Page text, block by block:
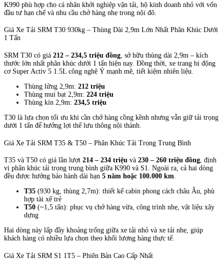
K990 phù hợp cho cá nhân khởi nghiệp vận tải, hộ kinh doanh nhỏ với vốn
đầu tư hạn chế và nhu cầu chở hàng nhẹ trong nội đô.
Giá Xe Tải SRM T30 930kg – Thùng Dài 2,9m Lớn Nhất Phân Khúc Dưới
1 Tấn
SRM T30 có giá 212 – 234,5 triệu đồng , sở hữu thùng dài 2,9m – kích
thước lớn nhất phân khúc dưới 1 tấn hiện nay. Đồng thời, xe trang bị động
cơ Super Activ 5 1.5L công nghệ Ý mạnh mẽ, tiết kiệm nhiên liệu.
Thùng lửng 2,9m: 212 triệu
Thùng mui bạt 2,9m: 224 triệu
Thùng kín 2,9m: 234,5 triệu
T30 là lựa chọn tối ưu khi cần chở hàng cồng kềnh nhưng vẫn giữ tải trọng
dưới 1 tấn để hưởng lợi thế lưu thông nội thành.
Giá Xe Tải SRM T35 & T50 – Phân Khúc Tải Trọng Trung Bình
T35 và T50 có giá lần lượt 214 – 234 triệu và 230 – 260 triệu đồng, định
vị phân khúc tải trọng trung bình giữa K990 và S1. Ngoài ra, cả hai dòng
đều được hưởng bảo hành dài hạn 5 năm hoặc 100.000 km.
T35 (930 kg, thùng 2,7m): thiết kế cabin phong cách châu Âu, phù
hợp tài xế trẻ
T50 (~1,5 tấn): phục vụ chở hàng vừa, công trình nhẹ, vật liệu xây
dựng
Hai dòng này lấp đầy khoảng trống giữa xe tải nhỏ và xe tải nhẹ, giúp
khách hàng có nhiều lựa chọn theo khối lượng hàng thực tế.
Giá Xe Tải SRM S1 1T5 – Phiên Bản Cao Cấp Nhất